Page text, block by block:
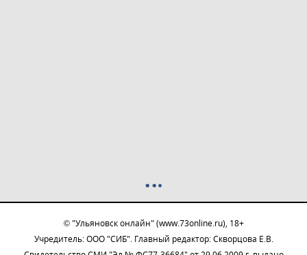
© "Ульяновск онлайн" (www.73online.ru), 18+
Учредитель: ООО "СИБ". Главный редактор: Скворцова Е.В.